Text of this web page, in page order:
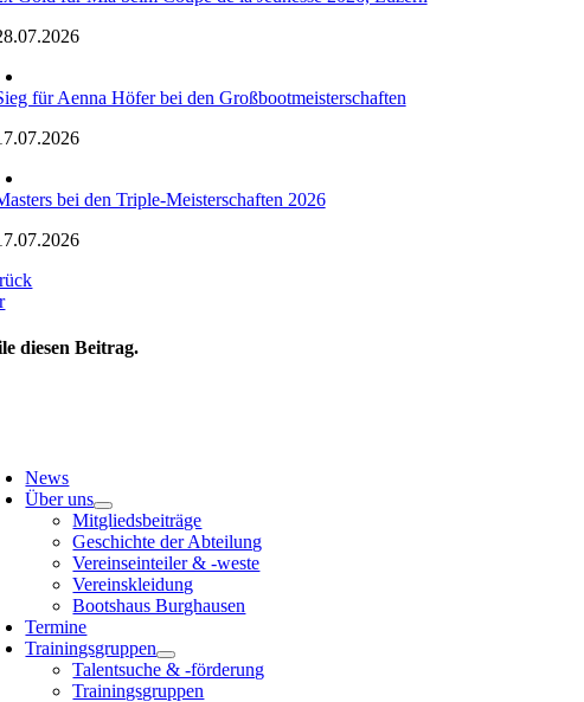
für Aenna Höfer bei den Großbootmeisterschaften
bei den Triple-Meisterschaften 2026
diesen Beitrag.
News
Über uns
Mitgliedsbeiträge
Geschichte der Abteilung
Vereinseinteiler & -weste
Vereinskleidung
Bootshaus Burghausen
Termine
Trainingsgruppen
Talentsuche & -förderung
Trainingsgruppen